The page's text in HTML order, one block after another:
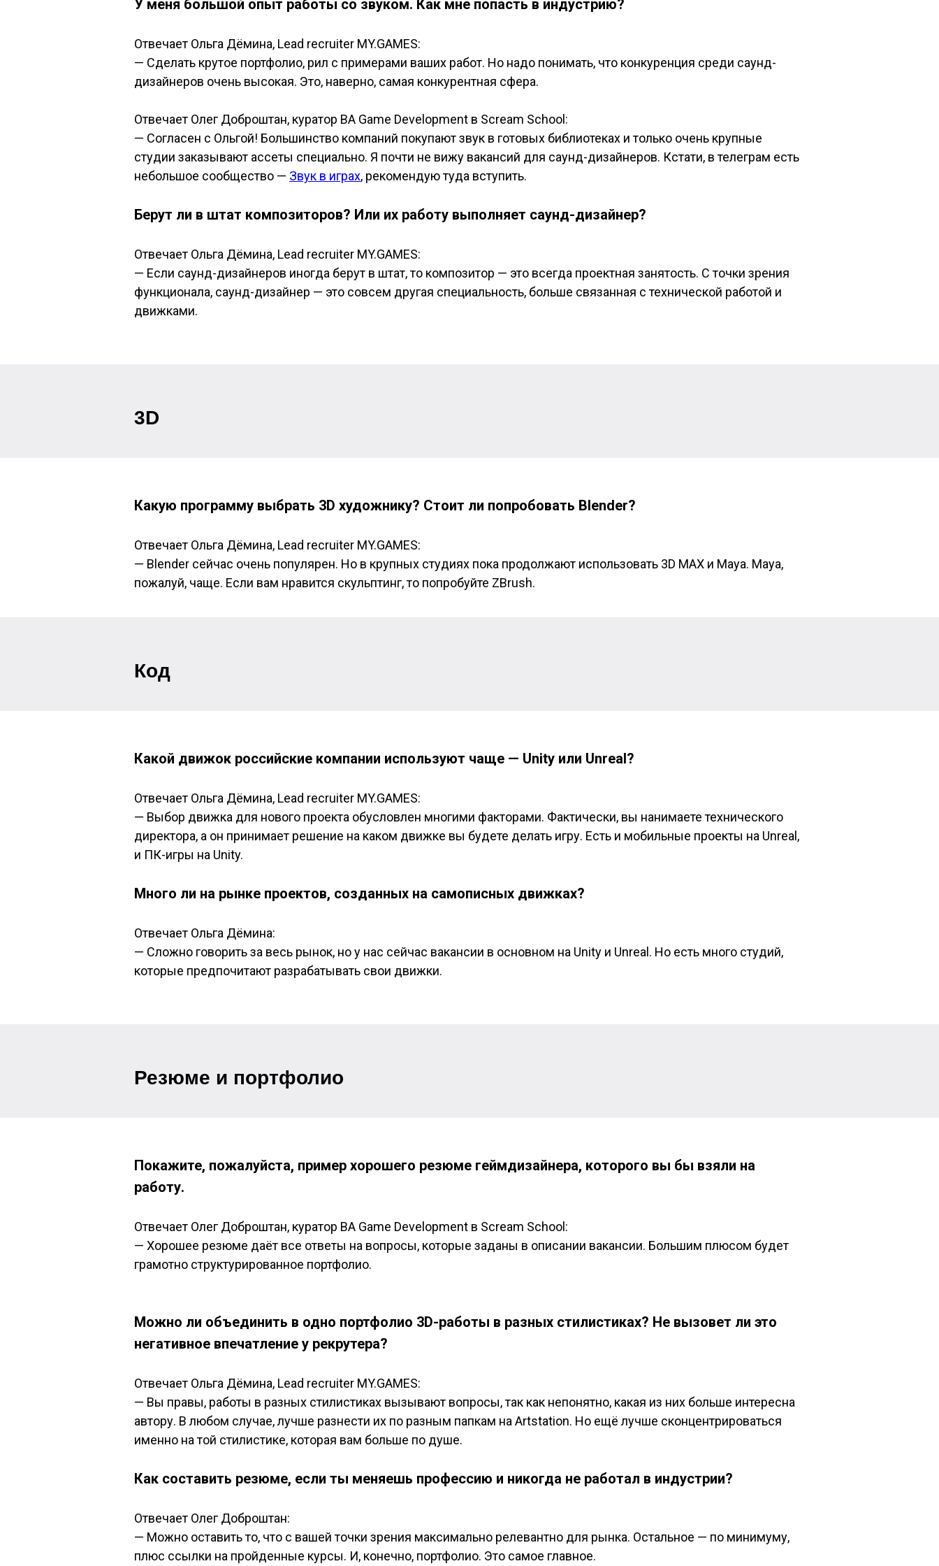
У меня большой опыт работы со звуком. Как мне попасть в индустрию?
Отвечает Ольга Дёмина, Lead recruiter MY.GAMES:
— Сделать крутое портфолио, рил с примерами ваших работ. Но надо понимать, что конкуренция среди саунд-
дизайнеров очень высокая. Это, наверно, самая конкурентная сфера.
Отвечает Олег Доброштан, куратор BA Game Development в Scream School:
— Согласен с Ольгой! Большинство компаний покупают звук в готовых библиотеках и только очень крупные
студии заказывают ассеты специально. Я почти не вижу вакансий для саунд-дизайнеров. Кстати, в телеграм есть
небольшое сообщество — Звук в играх, рекомендую туда вступить.
Берут ли в штат композиторов? Или их работу выполняет саунд-дизайнер?
Отвечает Ольга Дёмина, Lead recruiter MY.GAMES:
— Если саунд-дизайнеров иногда берут в штат, то композитор — это всегда проектная занятость. С точки зрения
функционала, саунд-дизайнер — это совсем другая специальность, больше связанная с технической работой и
движками.
3D
Какую программу выбрать 3D художнику? Стоит ли попробовать Blender?
Отвечает Ольга Дёмина, Lead recruiter MY.GAMES:
— Blender сейчас очень популярен. Но в крупных студиях пока продолжают использовать 3D MAX и Maya. Maya,
пожалуй, чаще. Если вам нравится скульптинг, то попробуйте ZBrush.
Код
Какой движок российские компании используют чаще — Unity или Unreal?
Отвечает Ольга Дёмина, Lead recruiter MY.GAMES:
— Выбор движка для нового проекта обусловлен многими факторами. Фактически, вы нанимаете технического
директора, а он принимает решение на каком движке вы будете делать игру. Есть и мобильные проекты на Unreal,
и ПК-игры на Unity.
Много ли на рынке проектов, созданных на самописных движках?
Отвечает Ольга Дёмина:
— Сложно говорить за весь рынок, но у нас сейчас вакансии в основном на Unity и Unreal. Но есть много студий,
которые предпочитают разрабатывать свои движки.
Резюме и портфолио
Покажите, пожалуйста, пример хорошего резюме геймдизайнера, которого вы бы взяли на
работу.
Отвечает Олег Доброштан, куратор BA Game Development в Scream School :
— Хорошее резюме даёт все ответы на вопросы, которые заданы в описании вакансии. Большим плюсом будет
грамотно структурированное портфолио.
Можно ли объединить в одно портфолио 3D-работы в разных стилистиках? Не вызовет ли это
негативное впечатление у рекрутера?
Отвечает Ольга Дёмина, Lead recruiter MY.GAMES:
— Вы правы, работы в разных стилистиках вызывают вопросы, так как непонятно, какая из них больше интересна
автору. В любом случае, лучше разнести их по разным папкам на Artstation. Но ещё лучше сконцентрироваться
именно на той стилистике, которая вам больше по душе.
Как составить резюме, если ты меняешь профессию и никогда не работал в индустрии?
Отвечает Олег Доброштан:
— Можно оставить то, что с вашей точки зрения максимально релевантно для рынка. Остальное — по минимуму,
плюс ссылки на пройденные курсы. И, конечно, портфолио. Это самое главное.